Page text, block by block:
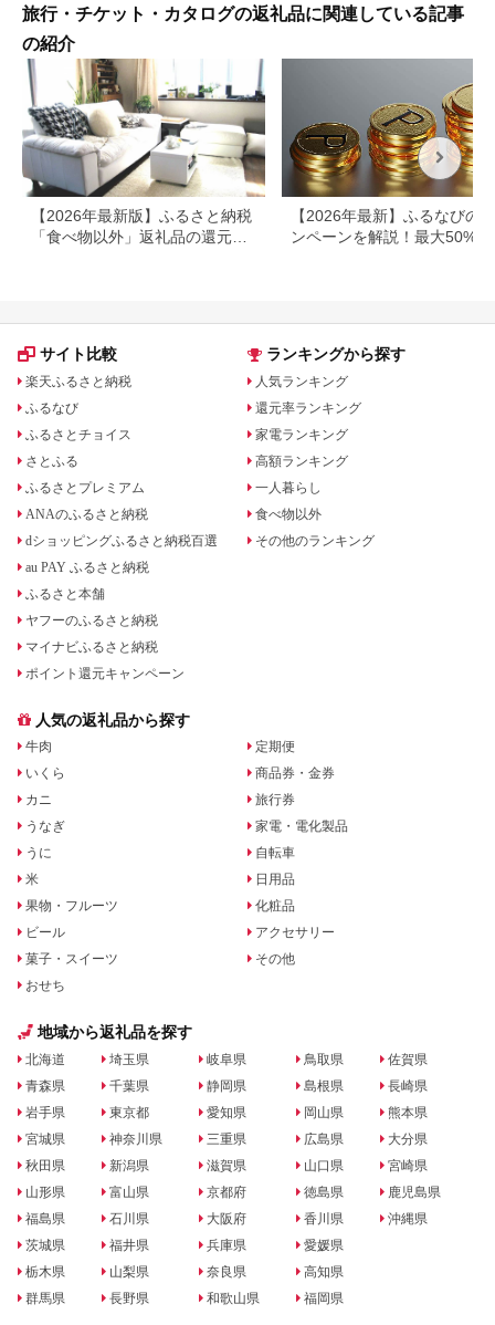
旅行・チケット・カタログの返礼品に関連している記事
の紹介
【2026年最新版】ふるさと納税
「食べ物以外」返礼品の還元率
【2026年最新】ふるなびの
ンペーンを解説！最大50%還
サイト比較
楽天ふるさと納税
ふるなび
ふるさとチョイス
さとふる
ふるさとプレミアム
ANAのふるさと納税
dショッピングふるさと納税百選
au PAY ふるさと納税
ふるさと本舗
ヤフーのふるさと納税
マイナビふるさと納税
ポイント還元キャンペーン
ランキングから探す
人気ランキング
還元率ランキング
家電ランキング
高額ランキング
一人暮らし
食べ物以外
その他のランキング
人気の返礼品から探す
牛肉
いくら
カニ
うなぎ
うに
米
果物・フルーツ
ビール
菓子・スイーツ
おせち
定期便
商品券・金券
旅行券
家電・電化製品
自転車
日用品
化粧品
アクセサリー
その他
地域から返礼品を探す
北海道
青森県
岩手県
宮城県
秋田県
山形県
福島県
茨城県
栃木県
群馬県
埼玉県
千葉県
東京都
神奈川県
新潟県
富山県
石川県
福井県
山梨県
長野県
岐阜県
静岡県
愛知県
三重県
滋賀県
京都府
大阪府
兵庫県
奈良県
和歌山県
鳥取県
島根県
岡山県
広島県
山口県
徳島県
香川県
愛媛県
高知県
福岡県
佐賀県
長崎県
熊本県
大分県
宮崎県
鹿児島県
沖縄県